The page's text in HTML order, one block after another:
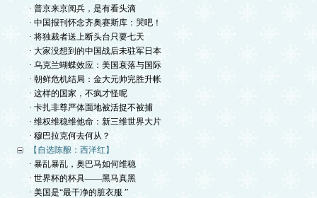
· 普京来京阅兵，是有看头滴
· 中国报刊怀念齐奥赛斯库：哭吧！
· 将独裁者送上断头台只要七天
· 大家没想到的中国战后未驻军日本
· 乌克兰蝴蝶效应：美国衰落与国际
· 朝鲜危机结局：金大元帅完胜升帐
· 这样的国家，不疯才怪呢
· 卡扎非尊严体面地被活捉不被捕
· 维权维稳维他命：新三维世界大片
· 穆巴拉克何去何从？
【自选陈酿：西洋红】
· 暴乱暴乱，奥巴马如何维稳
· 世界杯的杯具——黑马真黑
· 美国是“最干净的脏衣服 ”